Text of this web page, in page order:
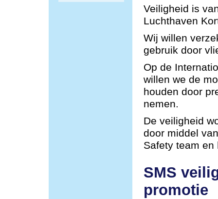
Veiligheid is
Luchthaven
Wij willen
gebruik door
Op de
willen we de
houden door
nemen.
De veiligheid
door middel
Safety team
SMS
promotie